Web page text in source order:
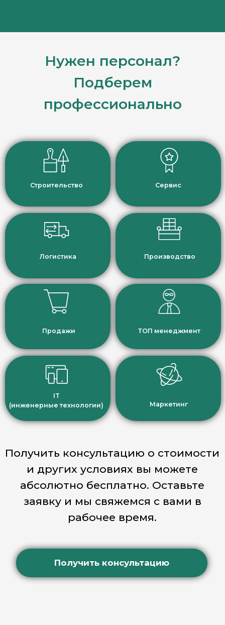
Если Вы планируете
самостоятельно осуществлять
полноценное обучение , по
итогам которого Вы получите
доступы ко всемнашим
инструментам оценки!